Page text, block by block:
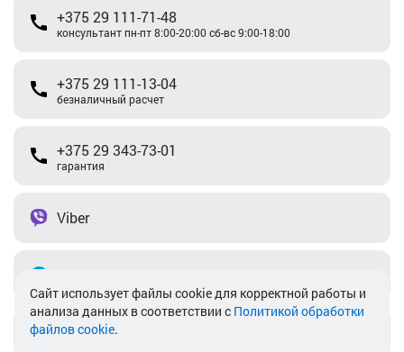
+375 29 111-71-48
консультант пн-пт 8:00-20:00 сб-вс 9:00-18:00
+375 29 111-13-04
безналичный расчет
+375 29 343-73-01
гарантия
Viber
info@akkamulik.by
Cайт использует файлы cookie для корректной работы и
анализа данных в соответствии с Политикой обработки
файлов cookie.